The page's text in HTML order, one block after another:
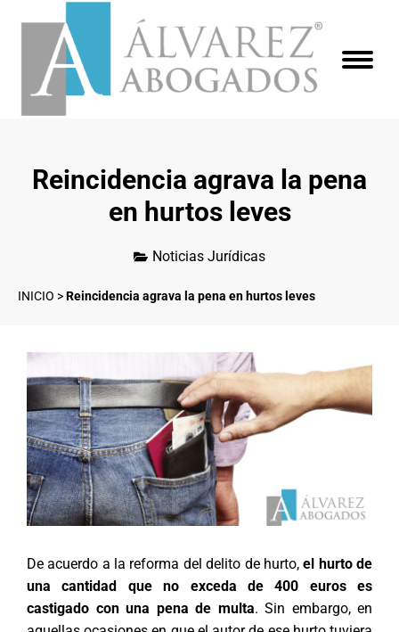
Reincidencia agrava la pena
en hurtos leves
Noticias Jurídicas
INICIO >Reincidencia agrava la pena en hurtos leves
De acuerdo a la reforma del delito de hurto,el hurto de
una cantidad que no exceda de 400 euros es
castigado con una pena de multa. Sin embargo, en